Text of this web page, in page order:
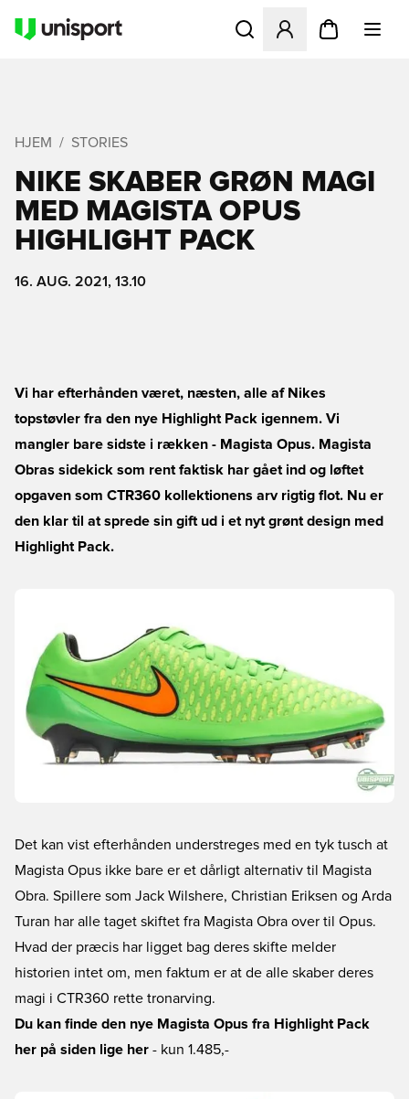
Åbner en Modal til at
HJEM STORIES
NIKE SKABER GRØN MAGI
MED MAGISTA OPUS
HIGHLIGHT PACK
16. AUG. 2021, 13.10
Vi har efterhånden været, næsten, alle af Nikes
topstøvler fra den nye Highlight Pack igennem. Vi
mangler bare sidste i rækken - Magista Opus. Magista
Obras sidekick som rent faktisk har gået ind og løftet
opgaven som CTR360 kollektionens arv rigtig flot. Nu er
den klar til at sprede sin gift ud i et nyt grønt design med
Highlight Pack.
Det kan vist efterhånden understreges med en tyk tusch at
Magista Opus ikke bare er et dårligt alternativ til Magista
Obra. Spillere som Jack Wilshere, Christian Eriksen og Arda
Turan har alle taget skiftet fra Magista Obra over til Opus.
Hvad der præcis har ligget bag deres skifte melder
historien intet om, men faktum er at de alle skaber deres
magi i CTR360 rette tronarving.
Du kan finde den nye Magista Opus fra Highlight Pack
her på siden lige her - kun 1.485,-